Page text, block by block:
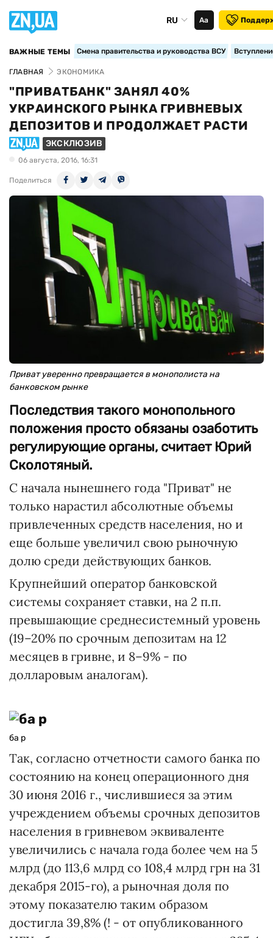
RU Аа
ВАЖНЫЕ ТЕМЫ Смена правительства и руководства ВСУ
ГЛАВНАЯ ЭКОНОМИКА
"ПРИВАТБАНК" ЗАНЯЛ 40%
УКРАИНСКОГО РЫНКА ГРИВНЕВЫХ
ДЕПОЗИТОВ И ПРОДОЛЖАЕТ РАСТИ
ЭКСКЛЮЗИВ
06 августа, 2016, 16:31
Поделиться
Приват уверенно превращается в монополиста на
банковском рынке
Последствия такого монопольного
положения просто обязаны озаботить
регулирующие органы, считает Юрий
Сколотяный.
С начала нынешнего года "Приват" не
только нарастил абсолютные объемы
привлеченных средств населения, но и
еще больше увеличил свою рыночную
долю среди действующих банков.
Крупнейший оператор банковской
системы сохраняет ставки, на 2 п.п.
превышающие среднесистемный уровень
(19–20% по срочным депозитам на 12
месяцев в гривне, и 8–9% - по
долларовым аналогам).
ба р
Так, согласно отчетности самого банка по
состоянию на конец операционного дня
30 июня 2016 г., числившиеся за этим
учреждением объемы срочных депозитов
населения в гривневом эквиваленте
увеличились с начала года более чем на 5
млрд (до 113,6 млрд со 108,4 млрд грн на 31
декабря 2015-го), а рыночная доля по
этому показателю таким образом
достигла 39,8% (! - от опубликованного